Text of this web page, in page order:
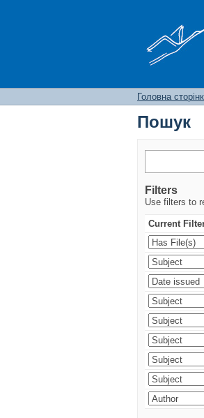
Головна
Пошук
Filters
Use filters to
Current